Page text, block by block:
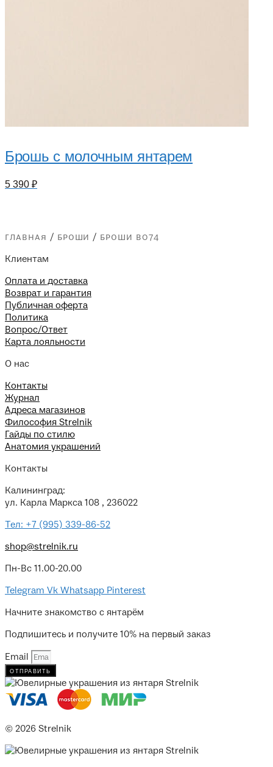
Брошь с молочным янтарем
5 390 ₽
главная / броши / броши b074
Клиентам
Оплата и доставка
Возврат и гарантия
Публичная оферта
Политика
Вопрос/Ответ
Карта лояльности
О нас
Контакты
Журнал
Адреса магазинов
Философия Strelnik
Гайды по стилю
Анатомия украшений
Контакты
Калининград:
ул. Карла Маркса 108 , 236022
Тел: +7 (995) 339-86-52
shop@strelnik.ru
Пн-Вс 11.00-20.00
Telegram Vk Whatsapp Pinterest
Начните знакомство с янтарём
Подпишитесь и получите 10% на первый заказ
Email
отправить
© 2026 Strelnik